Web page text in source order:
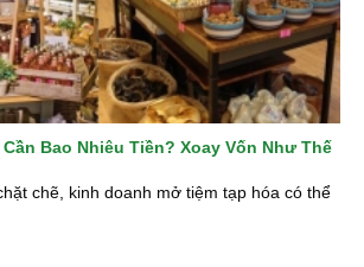
Cần Bao Nhiêu Tiền? Xoay Vốn Như Thế
chẽ, kinh doanh mở tiệm tạp hóa có thể